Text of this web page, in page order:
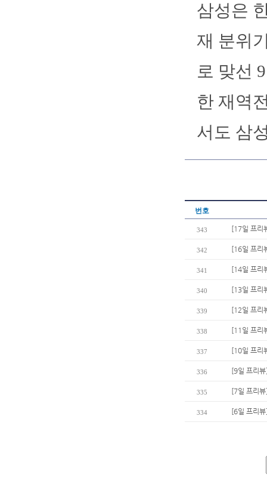
삼성은
재 분위
로 맞선
한 재역
서도 삼
번호
343 [17일 프리
342 [16일 프리
341 [14일 프리
340 [13일 프리
339 [12일 프리
338 [11일 프리
337 [10일 프리
336 [9일 프리
335 [7일 프리
334 [6일 프리뷰